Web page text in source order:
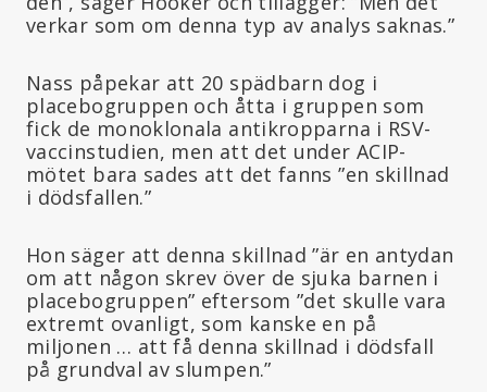
verkar som om denna typ av analys saknas.”
Nass påpekar att 20 spädbarn dog i
placebogruppen och åtta i gruppen som
fick de monoklonala antikropparna i RSV-
vaccinstudien, men att det under ACIP-
mötet bara sades att det fanns ”en skillnad
i dödsfallen.”
Hon säger att denna skillnad ”är en antydan
om att någon skrev över de sjuka barnen i
placebogruppen” eftersom ”det skulle vara
extremt ovanligt, som kanske en på
miljonen … att få denna skillnad i dödsfall
på grundval av slumpen.”